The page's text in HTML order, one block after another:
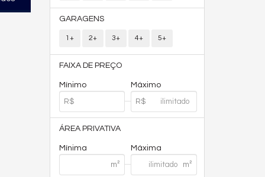
GARAGENS
1+ 2+ 3+ 4+ 5+
FAIXA DE PREÇO
Mínimo Máximo
ÁREA PRIVATIVA
Mínima Máxima